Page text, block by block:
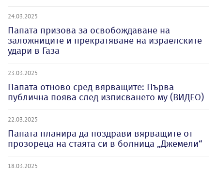
24.03.2025
Папата призова за освобождаване на
заложниците и прекратяване на израелските
удари в Газа
23.03.2025
Папата отново сред вярващите: Първа
публична поява след изписването му (ВИДЕО)
22.03.2025
Папата планира да поздрави вярващите от
прозореца на стаята си в болница „Джемели“
18.03.2025